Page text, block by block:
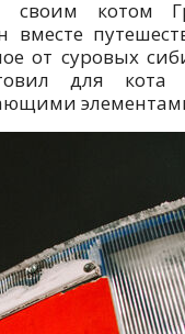
своим котом
вместе
от суровых
для кота